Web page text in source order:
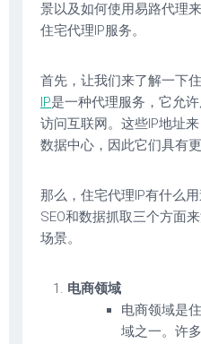
景以及如何使用易路代理
住宅代理IP服务。
首先，让我们来了解一下住
IP是一种代理服务，它允
访问互联网。这些IP地址
数据中心，因此它们具有
那么，住宅代理IP有什么
SEO和数据抓取三个方面
场景。
电商领域
电商领域是
域之一。许